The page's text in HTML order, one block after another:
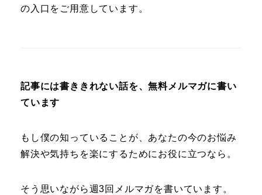
の入口をご用意しています。
記事には書ききれない話を、無料メルマガに書い
ています
もし僕の知っていることが、あなたの今のお悩み
解決や気持ちを楽にするためにお役に立つなら。
そう思いながら週3回メルマガを書いています。